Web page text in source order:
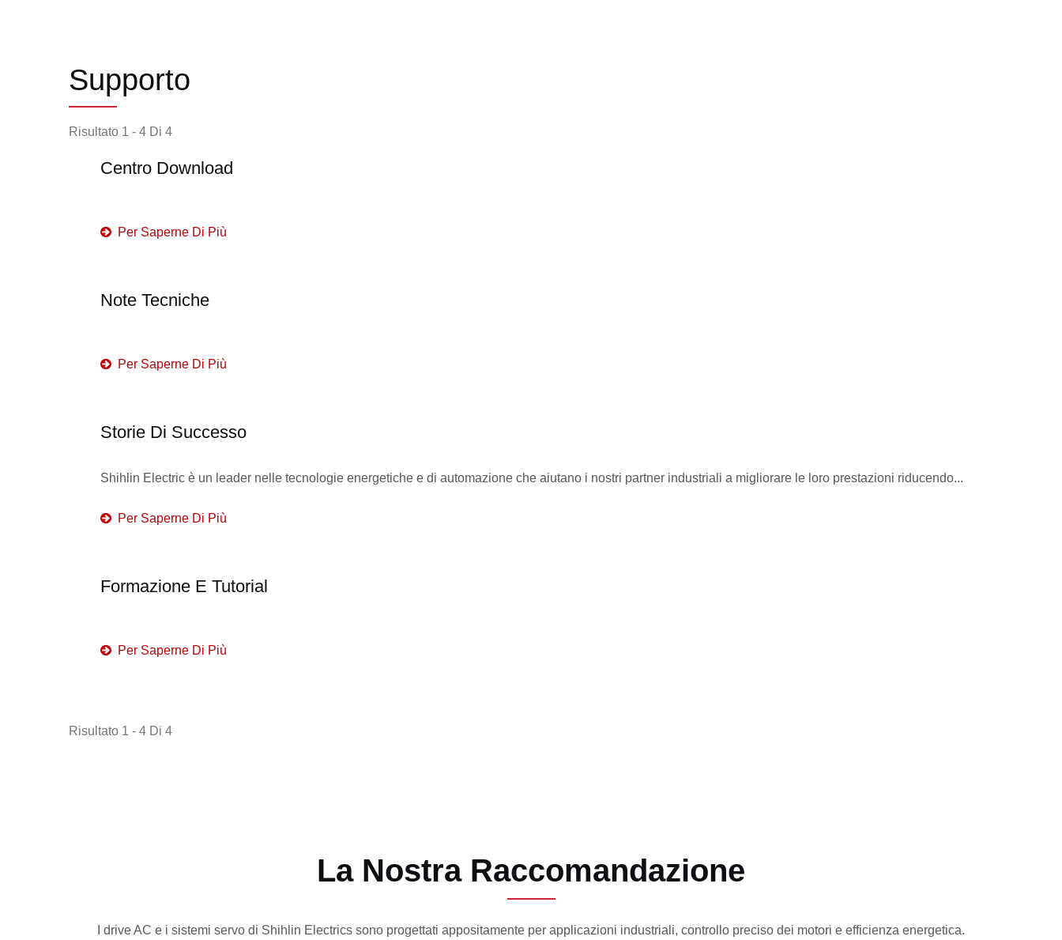
Supporto
Risultato 1 - 4 Di 4
Centro Download
Per Saperne Di Più
Note Tecniche
Per Saperne Di Più
Storie Di Successo
Shihlin Electric è un leader nelle tecnologie energetiche e di automazione che aiutano i nostri partner industriali a migliorare le loro prestazioni riducendo...
Per Saperne Di Più
Formazione E Tutorial
Per Saperne Di Più
Risultato 1 - 4 Di 4
La Nostra Raccomandazione
I drive AC e i sistemi servo di Shihlin Electrics sono progettati appositamente per applicazioni industriali, controllo preciso dei motori e efficienza energetica.